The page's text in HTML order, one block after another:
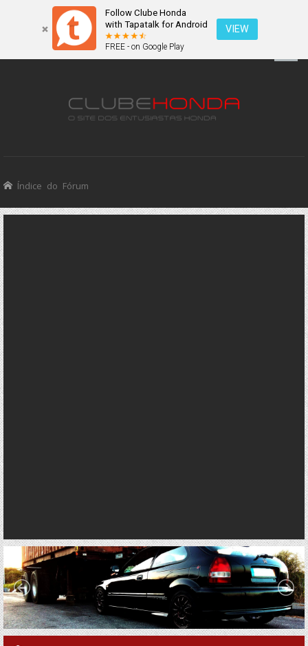
Follow Clube Honda
with Tapatalk for Android
FREE - on Google Play
VIEW
Índice do Fórum